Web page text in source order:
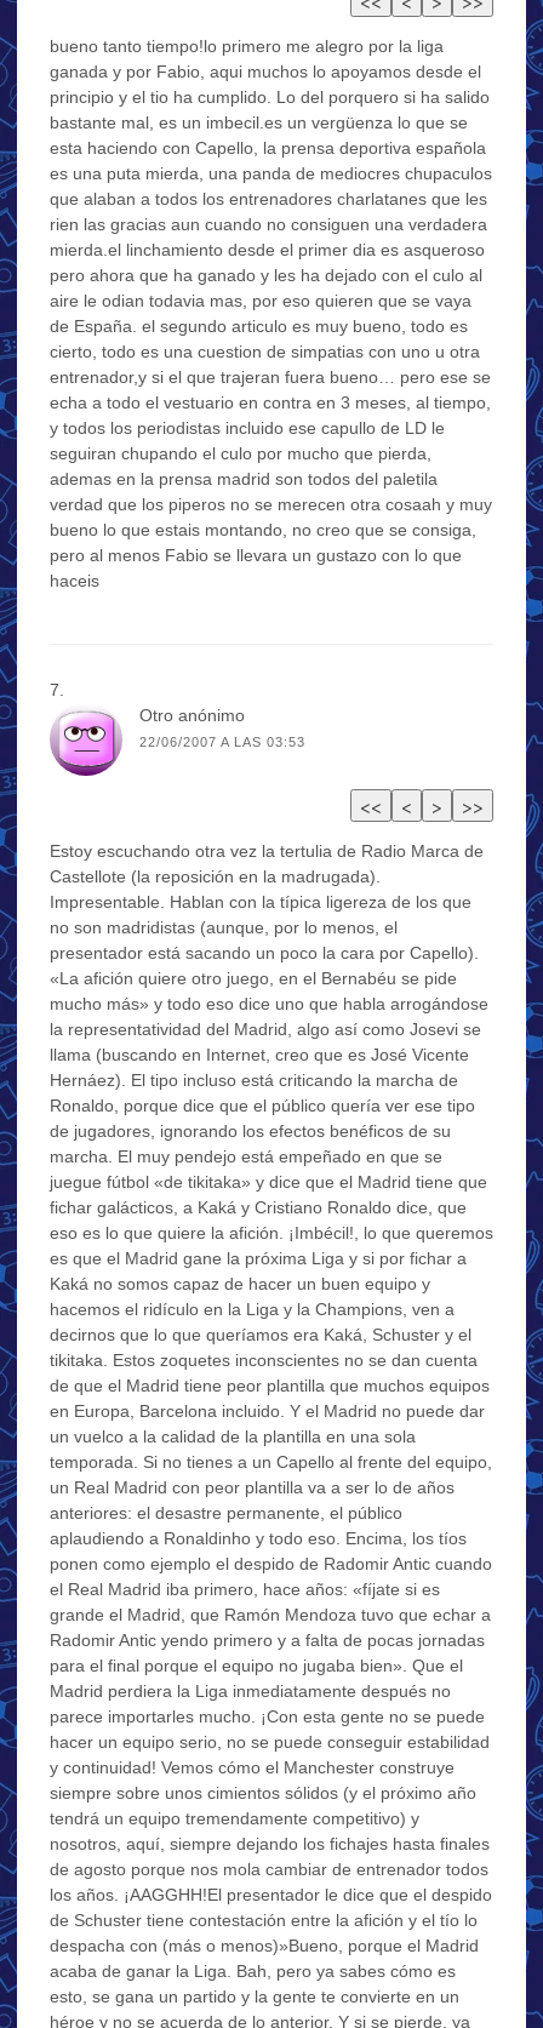
bueno tanto tiempo!lo primero me alegro por la liga
ganada y por Fabio, aqui muchos lo apoyamos desde el
principio y el tio ha cumplido. Lo del porquero si ha salido
bastante mal, es un imbecil.es un vergüenza lo que se
esta haciendo con Capello, la prensa deportiva española
es una puta mierda, una panda de mediocres chupaculos
que alaban a todos los entrenadores charlatanes que les
rien las gracias aun cuando no consiguen una verdadera
mierda.el linchamiento desde el primer dia es asqueroso
pero ahora que ha ganado y les ha dejado con el culo al
aire le odian todavia mas, por eso quieren que se vaya
de España. el segundo articulo es muy bueno, todo es
cierto, todo es una cuestion de simpatias con uno u otra
entrenador,y si el que trajeran fuera bueno… pero ese se
echa a todo el vestuario en contra en 3 meses, al tiempo,
y todos los periodistas incluido ese capullo de LD le
seguiran chupando el culo por mucho que pierda,
ademas en la prensa madrid son todos del paletila
verdad que los piperos no se merecen otra cosaah y muy
bueno lo que estais montando, no creo que se consiga,
pero al menos Fabio se llevara un gustazo con lo que
haceis
Otro anónimo
22/06/2007 A LAS 03:53
Estoy escuchando otra vez la tertulia de Radio Marca de
Castellote (la reposición en la madrugada).
Impresentable. Hablan con la típica ligereza de los que
no son madridistas (aunque, por lo menos, el
presentador está sacando un poco la cara por Capello).
«La afición quiere otro juego, en el Bernabéu se pide
mucho más» y todo eso dice uno que habla arrogándose
la representatividad del Madrid, algo así como Josevi se
llama (buscando en Internet, creo que es José Vicente
Hernáez). El tipo incluso está criticando la marcha de
Ronaldo, porque dice que el público quería ver ese tipo
de jugadores, ignorando los efectos benéficos de su
marcha. El muy pendejo está empeñado en que se
juegue fútbol «de tikitaka» y dice que el Madrid tiene que
fichar galácticos, a Kaká y Cristiano Ronaldo dice, que
eso es lo que quiere la afición. ¡Imbécil!, lo que queremos
es que el Madrid gane la próxima Liga y si por fichar a
Kaká no somos capaz de hacer un buen equipo y
hacemos el ridículo en la Liga y la Champions, ven a
decirnos que lo que queríamos era Kaká, Schuster y el
tikitaka. Estos zoquetes inconscientes no se dan cuenta
de que el Madrid tiene peor plantilla que muchos equipos
en Europa, Barcelona incluido. Y el Madrid no puede dar
un vuelco a la calidad de la plantilla en una sola
temporada. Si no tienes a un Capello al frente del equipo,
un Real Madrid con peor plantilla va a ser lo de años
anteriores: el desastre permanente, el público
aplaudiendo a Ronaldinho y todo eso. Encima, los tíos
ponen como ejemplo el despido de Radomir Antic cuando
el Real Madrid iba primero, hace años: «fíjate si es
grande el Madrid, que Ramón Mendoza tuvo que echar a
Radomir Antic yendo primero y a falta de pocas jornadas
para el final porque el equipo no jugaba bien». Que el
Madrid perdiera la Liga inmediatamente después no
parece importarles mucho. ¡Con esta gente no se puede
hacer un equipo serio, no se puede conseguir estabilidad
y continuidad! Vemos cómo el Manchester construye
siempre sobre unos cimientos sólidos (y el próximo año
tendrá un equipo tremendamente competitivo) y
nosotros, aquí, siempre dejando los fichajes hasta finales
de agosto porque nos mola cambiar de entrenador todos
los años. ¡AAGGHH!El presentador le dice que el despido
de Schuster tiene contestación entre la afición y el tío lo
despacha con (más o menos)»Bueno, porque el Madrid
acaba de ganar la Liga. Bah, pero ya sabes cómo es
esto, se gana un partido y la gente te convierte en un
héroe y no se acuerda de lo anterior. Y si se pierde, ya